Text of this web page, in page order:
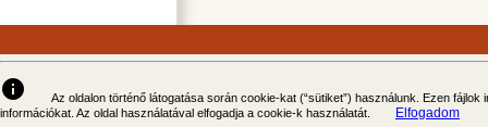
info
Az oldalon történő látogatása során cookie-kat (“sütiket”) használunk. Ezen
információkat. Az oldal használatával elfogadja a cookie-k használatát.
Elfogadom